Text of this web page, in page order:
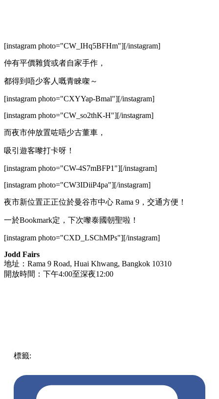
[instagram photo="CW_IHq5BFHm"][/instagram]
仲有平價雜貨或者自家手作，
都得到唔少客人嘅青睞㗎～
[instagram photo="CXYYap-Bmal"][/instagram]
[instagram photo="CW_so2thK-H"][/instagram]
而夜市仲放置咗唔少古董車，
吸引遊客嚟打卡呀！
[instagram photo="CW-4S7mBFP1"][/instagram]
[instagram photo="CW3IDiiP4pa"][/instagram]
夜市新位置正正位於曼谷市中心 Rama 9，交通方便！
一於Bookmark定，下次嚟泰國朝聖啦！
[instagram photo="CXD_LSChMPs"][/instagram]
Jodd Fairs
地址：Rama 9 Road, Huai Khwang, Bangkok 10310
開放時間：下午4:00至深夜12:00
標籤: